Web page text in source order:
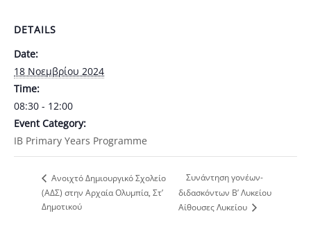
DETAILS
Date:
18 Νοεμβρίου 2024
Time:
08:30 - 12:00
Event Category:
ΙΒ Primary Years Programme
Ανοιχτό Δημιουργικό Σχολείο
(ΑΔΣ) στην Αρχαία Ολυμπία, Στ’
Δημοτικού
Συνάντηση γονέων-
διδασκόντων Β’ Λυκείου
Αίθουσες Λυκείου